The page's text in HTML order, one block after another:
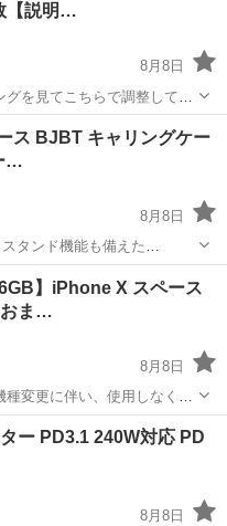
【説明…
8月8日
を見てこちらで調整してい
嬉しいです♪ また、低評価
お問い合わせをご遠慮くださ
ス BJBT キャリングケー
…
8月8日
タンド機能も備えた
Nintendo
360度保護 - カラ...
サリー
】iPhone X スペース
おま…
8月8日
変更に伴い、使用しなくな
スグレイ ・SIMロック：SIM
ー PD3.1 240W対応 PD
8月8日